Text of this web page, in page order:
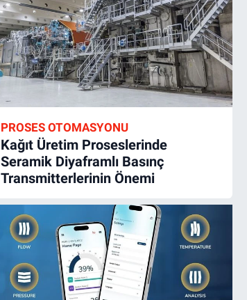
PROSES OTOMASYONU
Kağıt Üretim Proseslerinde
Seramik Diyaframlı Basınç
Transmitterlerinin Önemi